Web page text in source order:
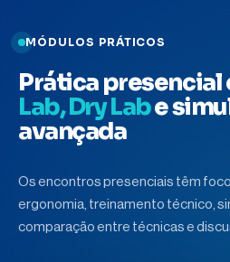
MÓDULOS PRÁTICOS
Prática presencial
Lab, Dry Labe
avançada
Os encontros presenciais têm
ergonomia, treinamento técnico,
comparação entre técnicas e